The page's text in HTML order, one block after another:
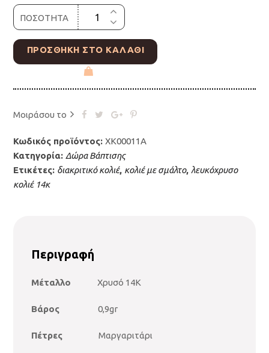
ΠΟΣΟΤΗΤΑ
ΠΡΟΣΘΉΚΗ ΣΤΟ ΚΑΛΆΘΙ
Μοιράσου το
Κωδικός προϊόντος:XK00011Α
Κατηγορία: Δώρα Βάπτισης
Ετικέτες: διακριτικό κολιέ, κολιέ με σμάλτο, λευκόχρυσο
κολιέ 14κ
Περιγραφή
ΜέταλλοΧρυσό 14Κ
Βάρος0,9gr
ΠέτρεςΜαργαριτάρι